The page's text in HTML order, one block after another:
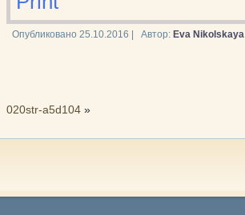
Опубликовано 25.10.2016 Автор: Eva Nikolskaya
020str-a5d104 »